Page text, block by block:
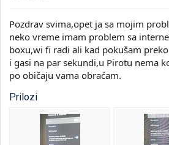
m
e
t
a
n
a
Pozdrav svima,opet ja sa mojim
neko vreme imam problem sa
boxu,wi fi radi ali kad pokušam
i gasi na par sekundi,u Pirotu nema
po običaju vama obraćam.
Prilozi